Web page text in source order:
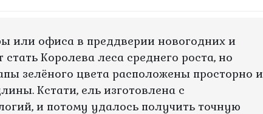
или офиса в преддверии новогодних и
Королева леса среднего роста, но
зелёного цвета расположены просторно и
Кстати, ель изготовлена с
и потому удалось получить точную